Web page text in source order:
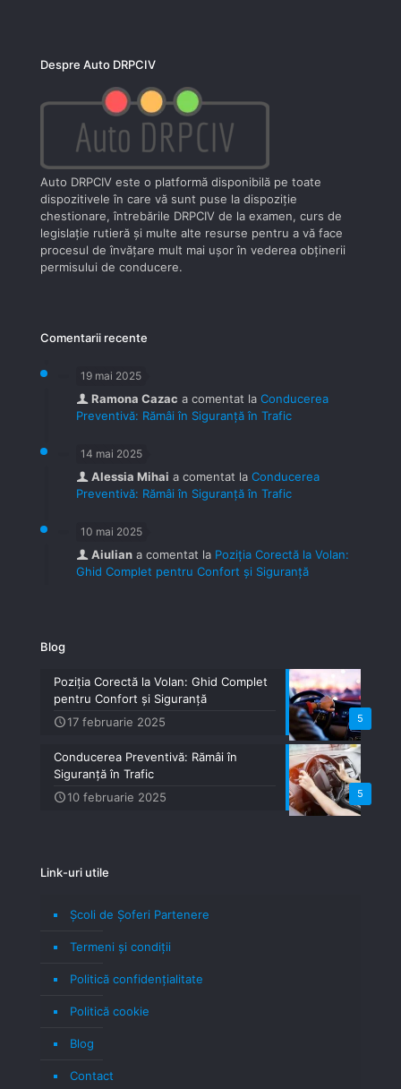
Despre Auto DRPCIV
Auto DRPCIV este o platformă disponibilă pe toate
dispozitivele în care vă sunt puse la dispoziţie
chestionare, întrebările DRPCIV de la examen, curs de
legislaţie rutieră şi multe alte resurse pentru a vă face
procesul de învăţare mult mai uşor în vederea obţinerii
permisului de conducere.
Comentarii recente
19 mai 2025
Ramona Cazac a comentat la Conducerea
Preventivă: Rămâi în Siguranță în Trafic
14 mai 2025
Alessia Mihai a comentat la Conducerea
Preventivă: Rămâi în Siguranță în Trafic
10 mai 2025
Aiulian a comentat la Poziția Corectă la Volan:
Ghid Complet pentru Confort și Siguranță
Blog
5
Poziția Corectă la Volan: Ghid Complet
pentru Confort și Siguranță
17 februarie 2025
5
Conducerea Preventivă: Rămâi în
Siguranță în Trafic
10 februarie 2025
Link-uri utile
Școli de Șoferi Partenere
Termeni şi condiţii
Politică confidenţialitate
Politică cookie
Blog
Contact